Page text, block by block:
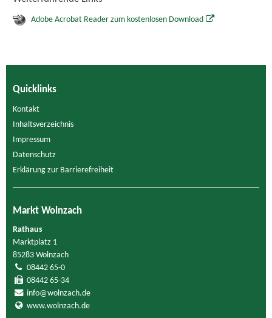
Adobe Acrobat Reader zum kostenlosen Download
Quicklinks
Kontakt
Inhaltsverzeichnis
Impressum
Datenschutz
Erklärung zur Barrierefreiheit
Markt Wolnzach
Rathaus
Marktplatz 1
85283 Wolnzach
08442 65-0
08442 65-34
info@wolnzach.de
www.wolnzach.de